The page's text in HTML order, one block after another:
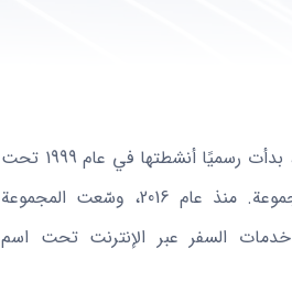
، بدأت رسميًا أنشطتها في عام 1999 تحت
قيادة "يشار عمراني"، الذي يشغل منصب الرئيس التنفيذي لهذه المجموعة. منذ عام 2016، وسّعت المجموعة
خدمات السفر عبر الإنترنت تحت اسم